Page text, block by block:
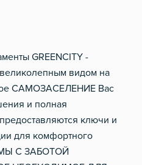
GREENCITY -
видом на
CАМOЗAСЕЛЕНИЕ Вас
и полная
ключи и
для комфортного
МЫ С ЗАБОТОЙ